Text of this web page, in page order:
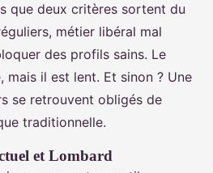
que deux critères sortent du
métier libéral mal
des profils sains. Le
mais il est lent. Et sinon ? Une
se retrouvent obligés de
traditionnelle.
et Lombard